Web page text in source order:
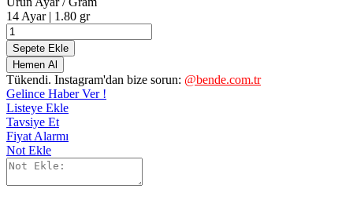
14 Ayar | 1.80 gr
Sepete Ekle
Hemen Al
Tükendi. Instagram'dan bize sorun: @bende.com.tr
Gelince Haber Ver !
Listeye Ekle
Tavsiye Et
Fiyat Alarmı
Not Ekle